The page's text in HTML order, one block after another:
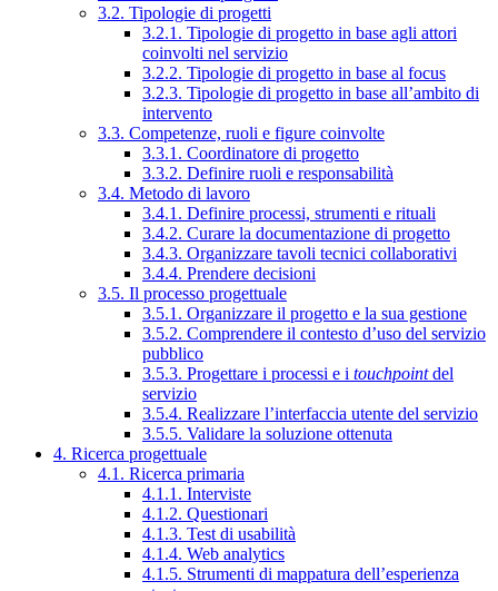
3.2. Tipologie di progetti
3.2.1. Tipologie di progetto in base agli attori
coinvolti nel servizio
3.2.2. Tipologie di progetto in base al focus
3.2.3. Tipologie di progetto in base all’ambito di
intervento
3.3. Competenze, ruoli e figure coinvolte
3.3.1. Coordinatore di progetto
3.3.2. Definire ruoli e responsabilità
3.4. Metodo di lavoro
3.4.1. Definire processi, strumenti e rituali
3.4.2. Curare la documentazione di progetto
3.4.3. Organizzare tavoli tecnici collaborativi
3.4.4. Prendere decisioni
3.5. Il processo progettuale
3.5.1. Organizzare il progetto e la sua gestione
3.5.2. Comprendere il contesto d’uso del servizio
pubblico
3.5.3. Progettare i processi e i touchpointdel
servizio
3.5.4. Realizzare l’interfaccia utente del servizio
3.5.5. Validare la soluzione ottenuta
4. Ricerca progettuale
4.1. Ricerca primaria
4.1.1. Interviste
4.1.2. Questionari
4.1.3. Test di usabilità
4.1.4. Web analytics
4.1.5. Strumenti di mappatura dell’esperienza